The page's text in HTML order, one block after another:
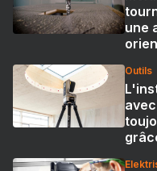
une
Outils